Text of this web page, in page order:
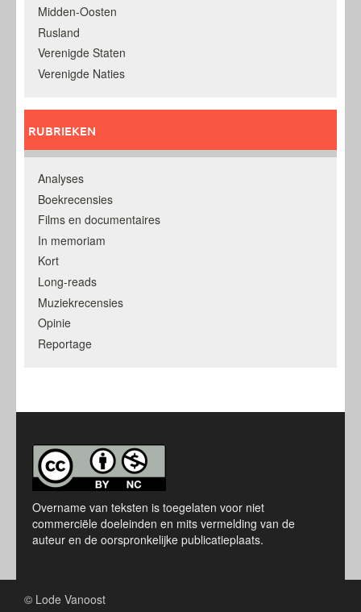
Midden-Oosten
Rusland
Verenigde Staten
Verenigde Naties
RUBRIEKEN
Analyses
Boekrecensies
Films en documentaires
In memoriam
Kort
Long-reads
Muziekrecensies
Opinie
Reportage
Overname van teksten is toegelaten voor niet
commerciële doeleinden en mits vermelding van de
auteur en de oorspronkelijke publicatieplaats.
© Lode Vanoost